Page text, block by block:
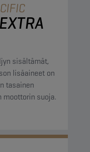
sisältämät,
lisäaineet on
tasainen
moottorin suoja.